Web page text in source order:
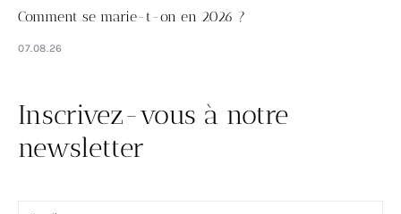
Comment se marie-t-on en 2026 ?
07.08.26
Inscrivez-vous à notre
newsletter